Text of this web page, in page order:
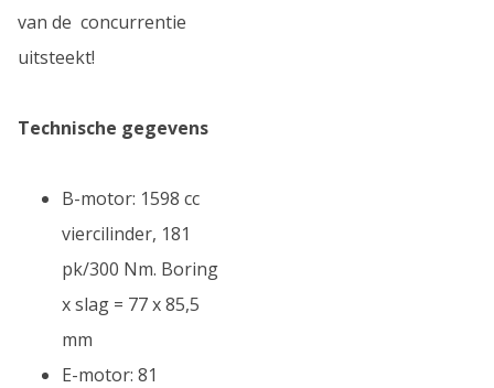
van de concurrentie
uitsteekt!
Technische gegevens
B-motor: 1598 cc
viercilinder, 181
pk/300 Nm. Boring
x slag = 77 x 85,5
mm
E-motor: 81